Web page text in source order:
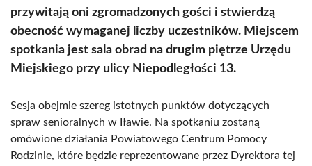
przywitają oni zgromadzonych gości i stwierdzą
obecność wymaganej liczby uczestników. Miejscem
spotkania jest sala obrad na drugim piętrze Urzędu
Miejskiego przy ulicy Niepodległości 13.
Sesja obejmie szereg istotnych punktów dotyczących
spraw senioralnych w Iławie. Na spotkaniu zostaną
omówione działania Powiatowego Centrum Pomocy
Rodzinie, które będzie reprezentowane przez Dyrektora tej